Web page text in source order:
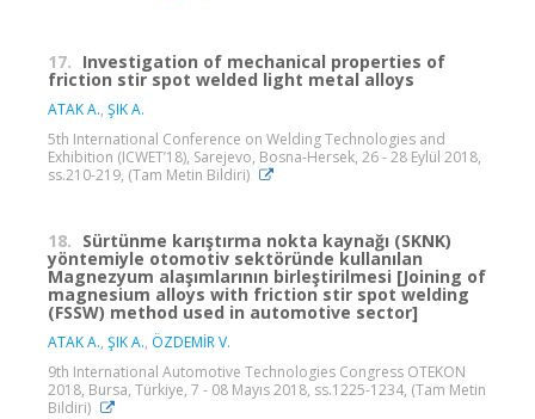
17. Investigation of mechanical properties of
friction stir spot welded light metal alloys
ATAK A., ŞIK A.
5th International Conference on Welding Technologies and
Exhibition (ICWET’18), Sarejevo, Bosna-Hersek, 26 - 28 Eylül 2018,
ss.210-219, (Tam Metin Bildiri)
18. Sürtünme karıştırma nokta kaynağı (SKNK)
yöntemiyle otomotiv sektöründe kullanılan
Magnezyum alaşımlarının birleştirilmesi [Joining of
magnesium alloys with friction stir spot welding
(FSSW) method used in automotive sector]
ATAK A., ŞIK A., ÖZDEMİR V.
9th International Automotive Technologies Congress OTEKON
2018, Bursa, Türkiye, 7 - 08 Mayıs 2018, ss.1225-1234, (Tam Metin
Bildiri)